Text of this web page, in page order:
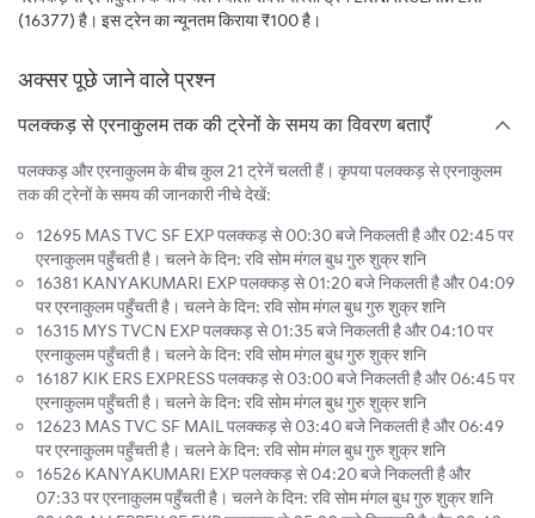
(16377) है। इस ट्रेन का न्यूनतम किराया ₹100 है।
अक्सर पूछे जाने वाले प्रश्न
पलक्कड़ से एरनाकुलम तक की ट्रेनों के समय का विवरण बताएँ
पलक्कड़ और एरनाकुलम के बीच कुल 21 ट्रेनें चलती हैं। कृपया पलक्कड़ से एरनाकुलम
तक की ट्रेनों के समय की जानकारी नीचे देखें:
12695 MAS TVC SF EXP पलक्कड़ से 00:30 बजे निकलती है और 02:45 पर
एरनाकुलम पहुँचती है। चलने के दिन: रवि सोम मंगल बुध गुरु शुक्र शनि
16381 KANYAKUMARI EXP पलक्कड़ से 01:20 बजे निकलती है और 04:09
पर एरनाकुलम पहुँचती है। चलने के दिन: रवि सोम मंगल बुध गुरु शुक्र शनि
16315 MYS TVCN EXP पलक्कड़ से 01:35 बजे निकलती है और 04:10 पर
एरनाकुलम पहुँचती है। चलने के दिन: रवि सोम मंगल बुध गुरु शुक्र शनि
16187 KIK ERS EXPRESS पलक्कड़ से 03:00 बजे निकलती है और 06:45 पर
एरनाकुलम पहुँचती है। चलने के दिन: रवि सोम मंगल बुध गुरु शुक्र शनि
12623 MAS TVC SF MAIL पलक्कड़ से 03:40 बजे निकलती है और 06:49
पर एरनाकुलम पहुँचती है। चलने के दिन: रवि सोम मंगल बुध गुरु शुक्र शनि
16526 KANYAKUMARI EXP पलक्कड़ से 04:20 बजे निकलती है और
07:33 पर एरनाकुलम पहुँचती है। चलने के दिन: रवि सोम मंगल बुध गुरु शुक्र शनि